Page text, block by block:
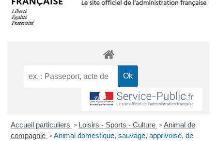
Accueil particuliers > Loisirs - Sports - Culture > Animal de
compagnie > Animal domestique, sauvage, apprivoisé, de